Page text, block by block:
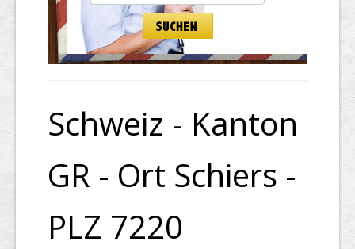
Schweiz - Kanton
GR - Ort Schiers -
PLZ 7220